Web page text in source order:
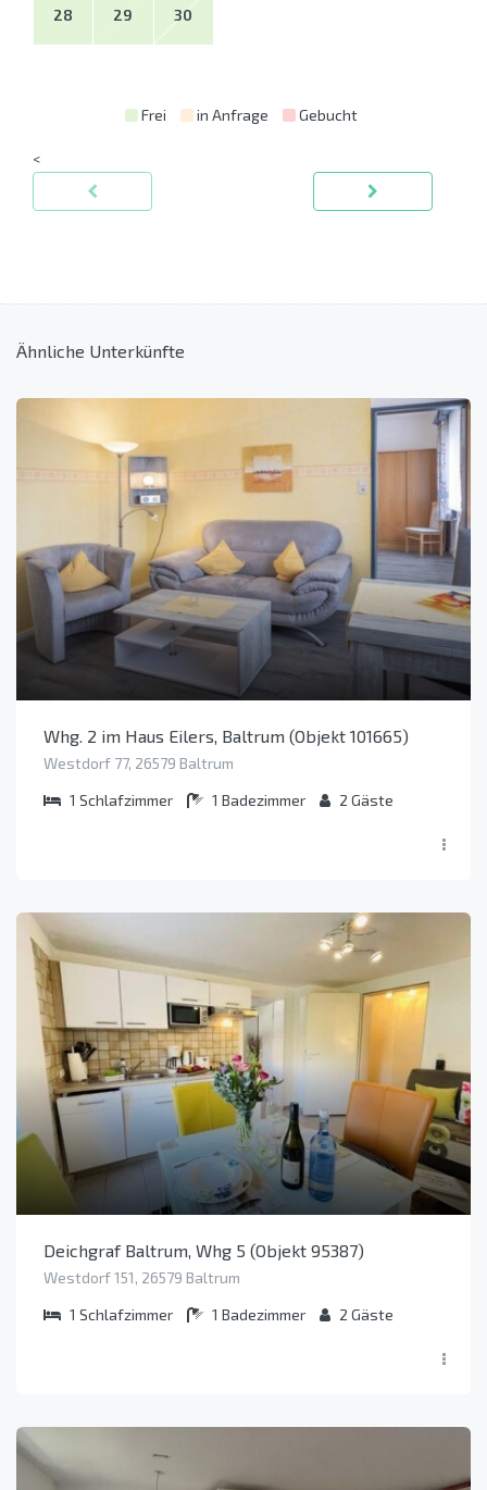
28 29 30
Frei in Anfrage Gebucht
<
Ähnliche Unterkünfte
Whg. 2 im Haus Eilers, Baltrum (Objekt 101665)
Westdorf 77, 26579 Baltrum
1 Schlafzimmer 1 Badezimmer 2 Gäste
Deichgraf Baltrum, Whg 5 (Objekt 95387)
Westdorf 151, 26579 Baltrum
1 Schlafzimmer 1 Badezimmer 2 Gäste